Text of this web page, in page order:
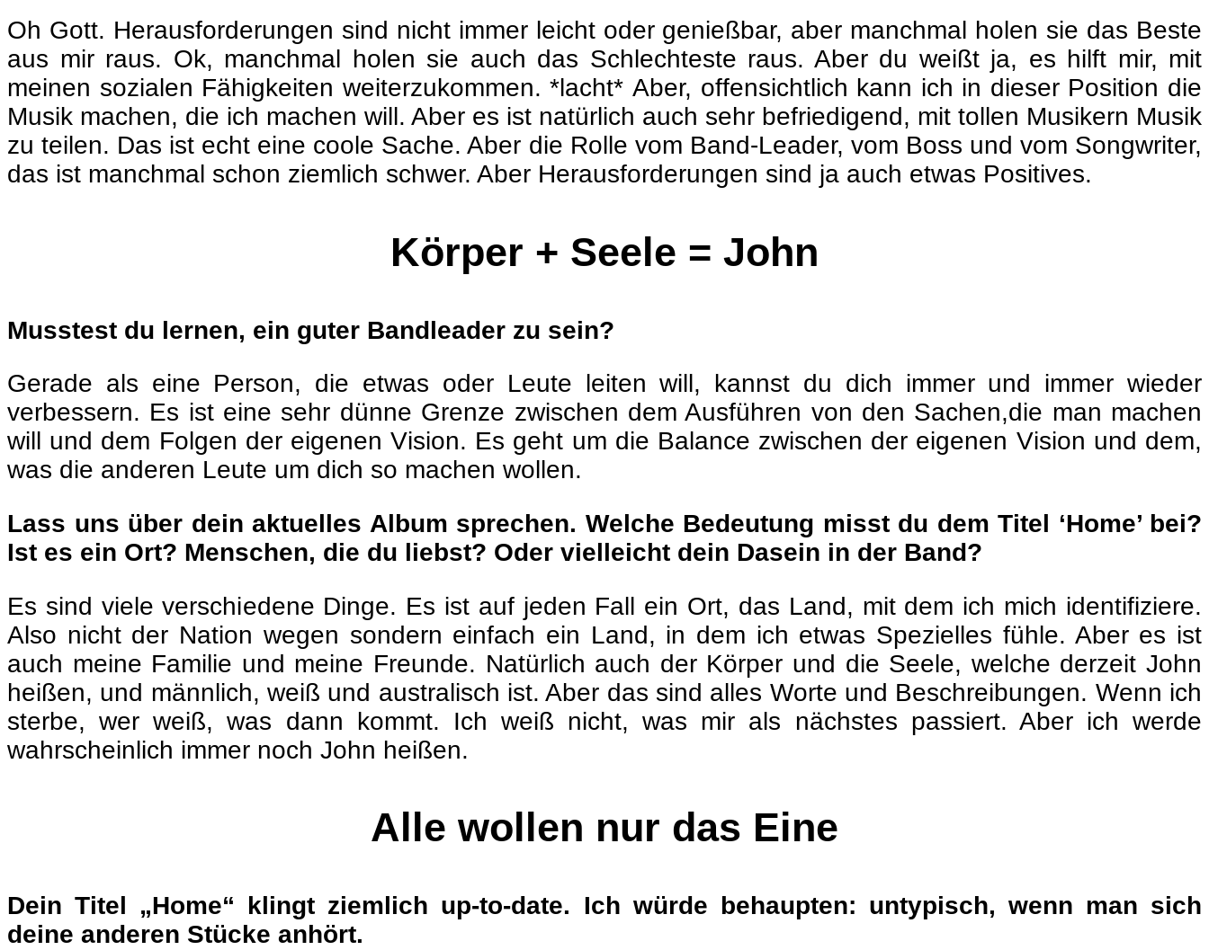
Oh Gott. Herausforderungen sind nicht immer leicht oder genießbar, aber manchmal holen sie das Beste
aus mir raus. Ok, manchmal holen sie auch das Schlechteste raus. Aber du weißt ja, es hilft mir, mit
meinen sozialen Fähigkeiten weiterzukommen. *lacht* Aber, offensichtlich kann ich in dieser Position die
Musik machen, die ich machen will. Aber es ist natürlich auch sehr befriedigend, mit tollen Musikern Musik
zu teilen. Das ist echt eine coole Sache. Aber die Rolle vom Band-Leader, vom Boss und vom Songwriter,
das ist manchmal schon ziemlich schwer. Aber Herausforderungen sind ja auch etwas Positives.
Körper + Seele = John
Musstest du lernen, ein guter Bandleader zu sein?
Gerade als eine Person, die etwas oder Leute leiten will, kannst du dich immer und immer wieder
verbessern. Es ist eine sehr dünne Grenze zwischen dem Ausführen von den Sachen,die man machen
will und dem Folgen der eigenen Vision. Es geht um die Balance zwischen der eigenen Vision und dem,
was die anderen Leute um dich so machen wollen.
Lass uns über dein aktuelles Album sprechen. Welche Bedeutung misst du dem Titel ‘Home’ bei?
Ist es ein Ort? Menschen, die du liebst? Oder vielleicht dein Dasein in der Band?
Es sind viele verschiedene Dinge. Es ist auf jeden Fall ein Ort, das Land, mit dem ich mich identifiziere.
Also nicht der Nation wegen sondern einfach ein Land, in dem ich etwas Spezielles fühle. Aber es ist
auch meine Familie und meine Freunde. Natürlich auch der Körper und die Seele, welche derzeit John
heißen, und männlich, weiß und australisch ist. Aber das sind alles Worte und Beschreibungen. Wenn ich
sterbe, wer weiß, was dann kommt. Ich weiß nicht, was mir als nächstes passiert. Aber ich werde
wahrscheinlich immer noch John heißen.
Alle wollen nur das Eine
Dein Titel „Home“ klingt ziemlich up-to-date. Ich würde behaupten: untypisch, wenn man sich
deine anderen Stücke anhört.